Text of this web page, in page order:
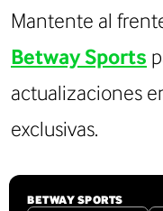
Mantente al
Betway Sports
actualizaciones
exclusivas.
BETWAY SPORTS